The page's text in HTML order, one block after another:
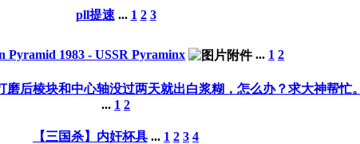
pll提速 ... 1 2 3
Pyramid 1983 - USSR Pyraminx
... 1 2
后棱块和中心轴没过两天就出白浆糊，怎么办？求大神帮忙。
... 1 2
【三国杀】内奸杯具 ... 1 2 3 4